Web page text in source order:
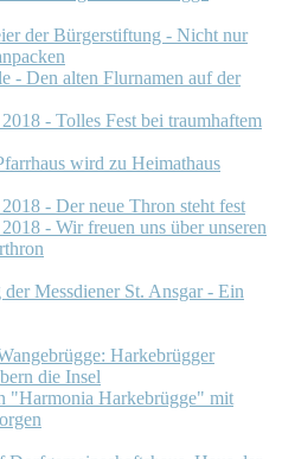
der Bürgerstiftung - Nicht nur
- Den alten Flurnamen auf der
- Tolles Fest bei traumhaftem
wird zu Heimathaus
- Der neue Thron steht fest
- Wir freuen uns über unseren
der Messdiener St. Ansgar - Ein
Harkebrügger
die Insel
"Harmonia Harkebrügge" mit